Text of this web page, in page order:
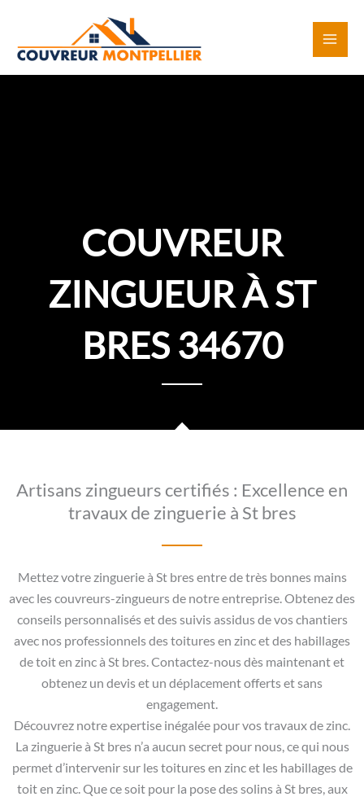
contenu
COUVREUR
ZINGUEUR À ST
BRES 34670
Artisans zingueurs certifiés : Excellence en
travaux de zinguerie à St bres
Mettez votre zinguerie à St bres entre de très bonnes mains
avec les couvreurs-zingueurs de notre entreprise. Obtenez des
conseils personnalisés et des suivis assidus de vos chantiers
avec nos professionnels des toitures en zinc et des habillages
de toit en zinc à St bres. Contactez-nous dès maintenant et
obtenez un devis et un déplacement offerts et sans
engagement.
Découvrez notre expertise inégalée pour vos travaux de zinc.
La zinguerie à St bres n’a aucun secret pour nous, ce qui nous
permet d’intervenir sur les toitures en zinc et les habillages de
toit en zinc. Que ce soit pour la pose des solins à St bres, aux